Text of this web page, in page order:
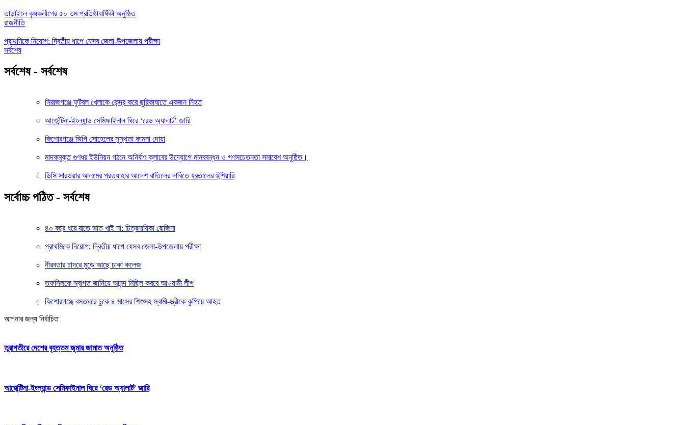
তাড়াইলে কৃষকলীগের ৫০ তম প্রতিষ্ঠাবার্ষিকী অনুষ্ঠিত
রাজনীতি
প্রাথমিকে নিয়োগ: দ্বিতীয় ধাপে যেসব জেলা-উপজেলায় পরীক্ষা
সর্বশেষ
সর্বশেষ - সর্বশেষ
সিরাজগঞ্জে ফুটবল খেলাকে কেন্দ্র করে ছুরিকাঘাতে একজন নিহত
আর্জেন্টিনা-ইংল্যান্ড সেমিফাইনাল ঘিরে ‘রেড অ্যালার্ট’ জারি
কিশোরগঞ্জে ভিপি সোহেলের সুস্থতা কামনা দোয়া
মাদকমুক্ত গুণধর ইউনিয়ন গঠনে অনির্বাণ ক্লাবের উদ্যোগে মানববন্ধন ও গণসচেতনতা সমাবেশ অনুষ্ঠিত।
ডিসি সারওয়ার আলমের প্রত্যাহার আদেশ বাতিলের দাবিতে হরতালের হুঁশিয়ারি
সর্বোচ্চ পঠিত - সর্বশেষ
৪০ বছর ধরে রাতে ভাত খাই না: চিত্রনায়িকা রোজিনা
প্রাথমিকে নিয়োগ: দ্বিতীয় ধাপে যেসব জেলা-উপজেলায় পরীক্ষা
নীরবতার চাদরে মুড়ে আছে ঢাকা কলেজ
তফসিলকে স্বাগত জানিয়ে আনন্দ মিছিল করবে আওয়ামী লীগ
কিশোরগঞ্জে বসতঘরে ঢুকে ৪ মাসের শিশুসহ স্বামী-স্ত্রীকে কুপিয়ে আহত
আপনার জন্য নির্বাচিত
তুরাগতীরে দেশের বৃহত্তম জুমার জামাত অনুষ্ঠিত
আর্জেন্টিনা-ইংল্যান্ড সেমিফাইনাল ঘিরে ‘রেড অ্যালার্ট’ জারি